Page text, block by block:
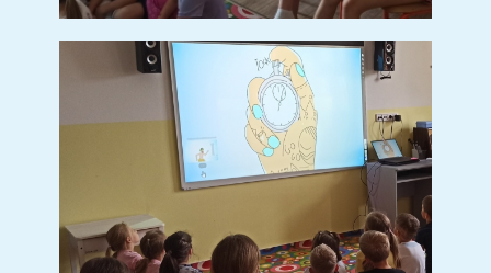
Doplňující učivo
DOPORUČENÉ VYBAVENÍ
Mateřská škola
Dokumenty ke stažení
Předškoláci
Pracovní listy